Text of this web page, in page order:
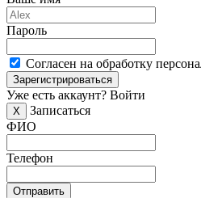
Пароль
Согласен на обработку
Зарегистрироваться
Уже есть аккаунт? Войти
X
Записаться
ФИО
Телефон
Отправить